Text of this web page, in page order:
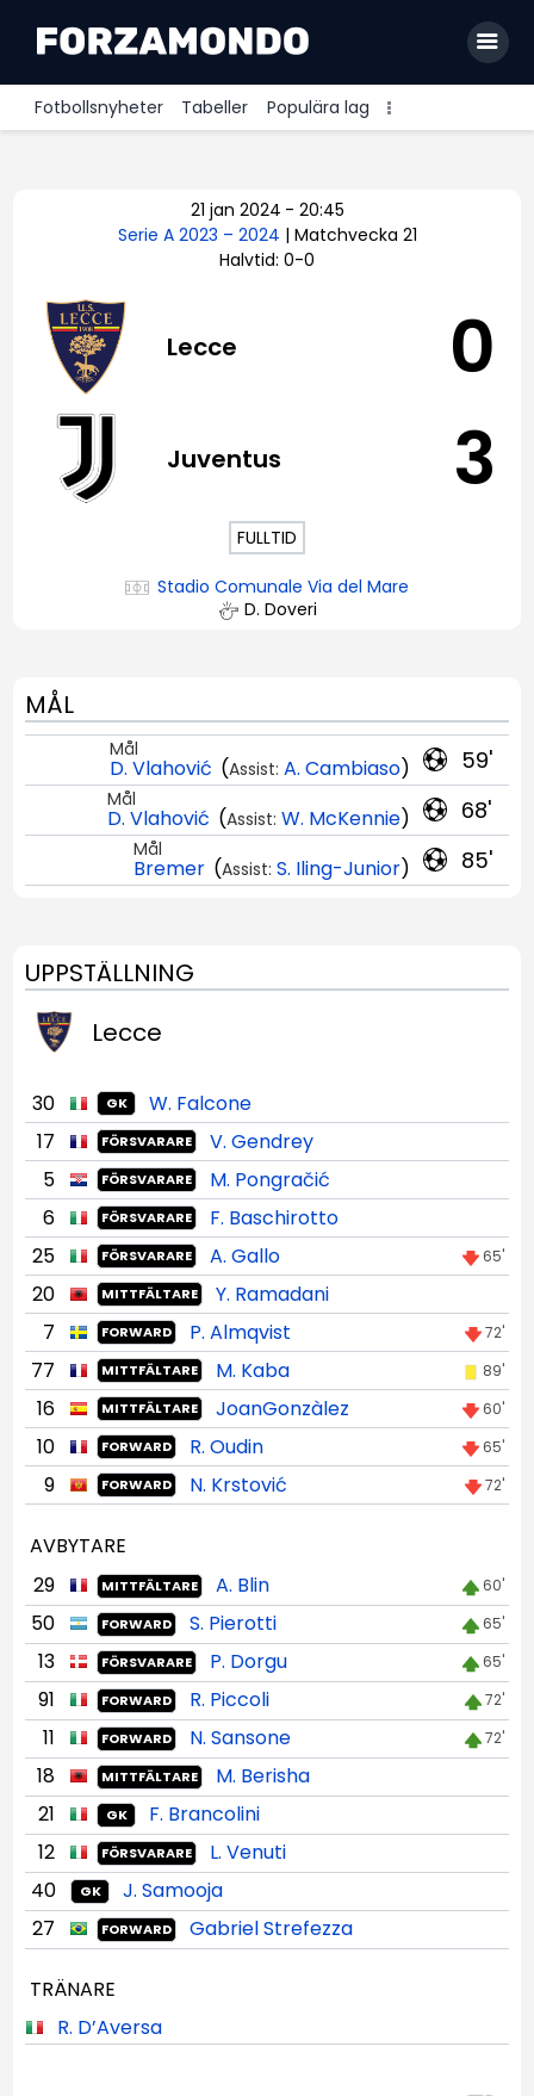
Fotbollsnyheter Tabeller Populära lag
Premier League
Bundesliga
Serie A
21 jan 2024 - 20:45
Serie A 2023 – 2024 | Matchvecka 21
Halvtid: 0-0
Lecce 0
Juventus 3
FULLTID
Stadio Comunale Via del Mare
D. Doveri
MÅL
59'
Mål
D. Vlahović (Assist: A. Cambiaso)
68'
Mål
D. Vlahović (Assist: W. McKennie)
85'
Mål
Bremer (Assist: S. Iling-Junior)
UPPSTÄLLNING
Lecce
30 GK
W. Falcone
17
FÖRSVARARE
V. Gendrey
5
FÖRSVARARE
M. Pongračić
6
FÖRSVARARE
F. Baschirotto
25
FÖRSVARARE A. Gallo 65'
20 MITTFÄLTARE
Y. Ramadani
7
FORWARD P. Almqvist 72'
77 MITTFÄLTARE M. Kaba 89'
16 MITTFÄLTARE JoanGonzàlez 60'
10 FORWARD R. Oudin 65'
9 FORWARD N. Krstović 72'
AVBYTARE
29
MITTFÄLTARE A. Blin 60'
50 FORWARD S. Pierotti 65'
13 FÖRSVARARE P. Dorgu 65'
91 FORWARD R. Piccoli 72'
11 FORWARD N. Sansone 72'
18 MITTFÄLTARE
M. Berisha
21
GK
F. Brancolini
12
FÖRSVARARE
L. Venuti
40
GK
J. Samooja
27
FORWARD Gabriel Strefezza
TRÄNARE
R. D’Aversa